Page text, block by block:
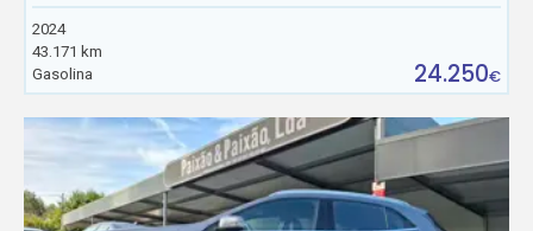
2024
43.171 km
Gasolina
24.250€